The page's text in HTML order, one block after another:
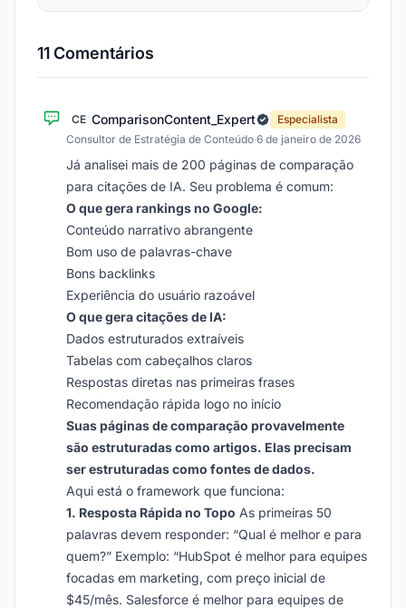
11 Comentários
CE ComparisonContent_Expert
Especialista
Consultor de Estratégia de Conteúdo·6 de janeiro de 2026
Já analisei mais de 200 páginas de comparação
para citações de IA. Seu problema é comum:
O que gera rankings no Google:
Conteúdo narrativo abrangente
Bom uso de palavras-chave
Bons backlinks
Experiência do usuário razoável
O que gera citações de IA:
Dados estruturados extraíveis
Tabelas com cabeçalhos claros
Respostas diretas nas primeiras frases
Recomendação rápida logo no início
Suas páginas de comparação provavelmente
são estruturadas como artigos. Elas precisam
ser estruturadas como fontes de dados.
Aqui está o framework que funciona:
1. Resposta Rápida no Topo As primeiras 50
palavras devem responder: “Qual é melhor e para
quem?” Exemplo: “HubSpot é melhor para equipes
focadas em marketing, com preço inicial de
$45/mês. Salesforce é melhor para equipes de